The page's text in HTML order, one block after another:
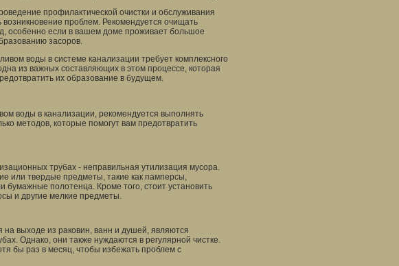
профилактической очистки и обслуживания
проблем. Рекомендуется очищать
особенно если в вашем доме проживает большое
засоров.
воды в системе канализации требует комплексного
из важных составляющих в этом процессе, которая
их образование в будущем.
воды в канализации, рекомендуется выполнять
методов, которые помогут вам предотвратить
трубах - неправильная утилизация мусора.
или твердые предметы, такие как памперсы,
бумажные полотенца. Кроме того, стоит установить
и другие мелкие предметы.
выходе из раковин, ванн и душей, являются
Однако, они также нуждаются в регулярной чистке.
бы раз в месяц, чтобы избежать проблем с